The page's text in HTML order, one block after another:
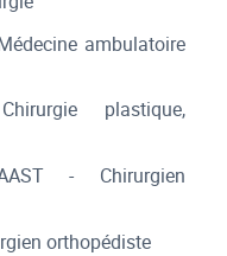
ambulatoire
plastique,
- Chirurgien
orthopédiste